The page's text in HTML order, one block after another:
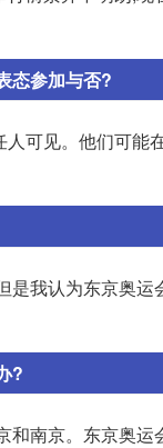
态参加与否?
可见。他们可
我认为东京奥
?
南京。东京奥